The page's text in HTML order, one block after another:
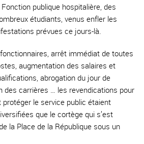
publique hospitalière, des
étudiants, venus enfler les
prévues ce jours-là.
arrêt immédiat de toutes
augmentation des salaires et
abrogation du jour de
des carrières … les revendications pour
protéger le service public étaient
que le cortège qui s’est
la Place de la République sous un